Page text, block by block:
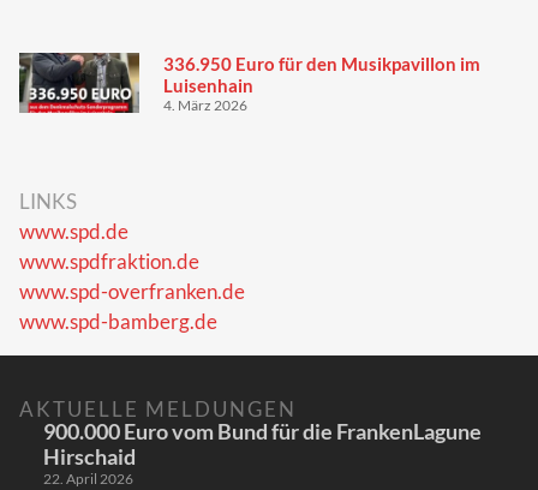
336.950 Euro für den Musikpavillon im
Luisenhain
4. März 2026
LINKS
www.spd.de
www.spdfraktion.de
www.spd-overfranken.de
www.spd-bamberg.de
AKTUELLE MELDUNGEN
900.000 Euro vom Bund für die FrankenLagune
Hirschaid
22. April 2026